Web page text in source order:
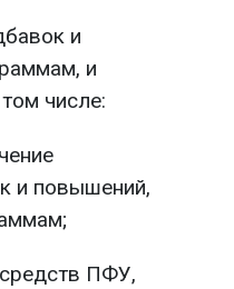
и
и
числе:
и повышений,
ПФУ,